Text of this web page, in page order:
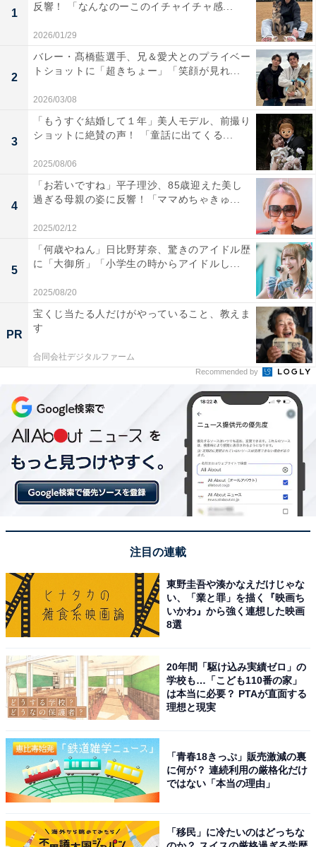
1
反響！ 「なんなのーこのイチャイチャ感...
2026/01/29
2
バレー・髙橋藍選手、兄＆愛犬とのプライベー
トショットに「超きちょー」「笑顔が見れ...
2026/03/08
3
「もうすぐ結婚して１年」美人モデル、前撮り
ショットに絶賛の声！ 「童話に出てくる...
2025/08/06
4
「お若いですね」平子理沙、85歳迎えた美し
過ぎる母親の姿に反響！「ママめちゃきゅ...
2025/02/12
5
「何歳やねん」日比野芽奈、驚きのアイドル歴
に「大御所」「小学生の時からアイドルし...
2025/08/20
PR
宝くじ当たる人だけがやっていること、教えま
す
合同会社デジタルファーム
Recommended by
注目の連載
東野圭吾や湊かなえだけじゃな
い、「業と罪」を描く『映画ち
いかわ』から強く連想した映画
8選
20年間「駆け込み実績ゼロ」の
学校も…「こども110番の家」
は本当に必要？ PTAが直面する
理想と現実
「青春18きっぷ」販売激減の裏
に何が？ 連続利用の厳格化だけ
ではない「本当の理由」
「移民」に冷たいのはどっちな